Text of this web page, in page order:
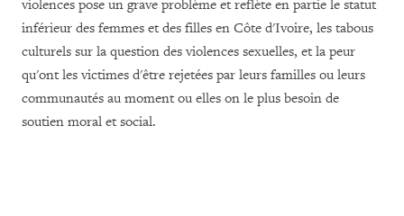
violences pose un grave problème et reflète en partie le statut
inférieur des femmes et des filles en Côte d'Ivoire, les tabous
culturels sur la question des violences sexuelles, et la peur
qu'ont les victimes d'être rejetées par leurs familles ou leurs
communautés au moment ou elles on le plus besoin de
soutien moral et social.